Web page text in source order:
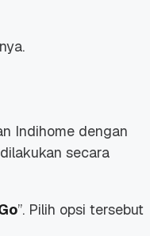
Indihome dengan
secara
”. Pilih opsi tersebut